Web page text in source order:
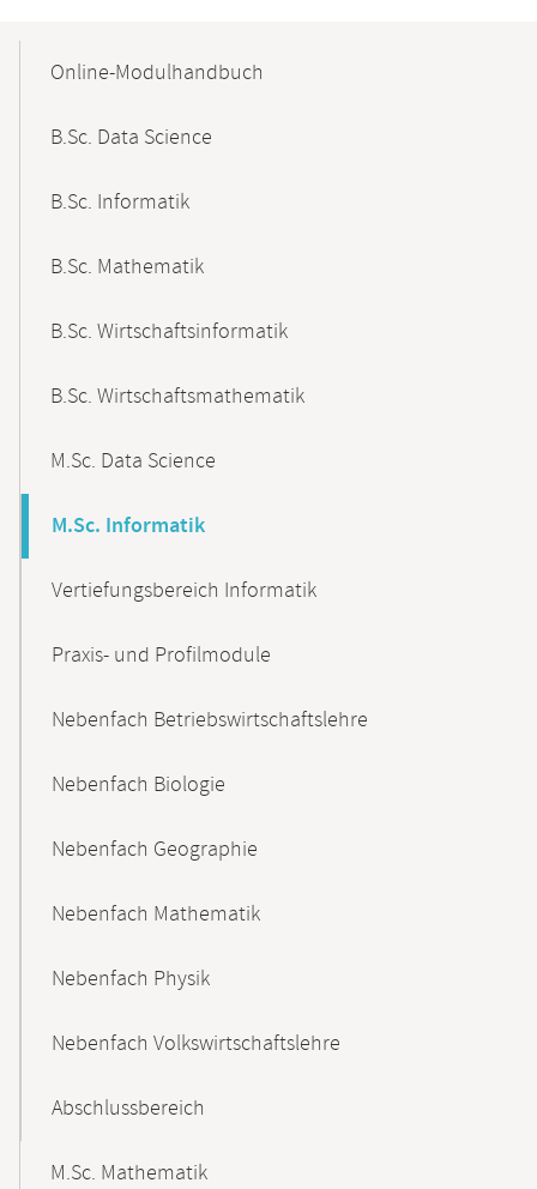
NavigationOnline-Modulhandbuch
B.Sc. Data Science
B.Sc. Informatik
B.Sc. Mathematik
B.Sc. Wirtschaftsinformatik
B.Sc. Wirtschaftsmathematik
M.Sc. Data Science
M.Sc. Informatik
Vertiefungsbereich Informatik
Praxis- und Profilmodule
Nebenfach Betriebswirtschaftslehre
Nebenfach Biologie
Nebenfach Geographie
Nebenfach Mathematik
Nebenfach Physik
Nebenfach Volkswirtschaftslehre
Abschlussbereich
M.Sc. Mathematik